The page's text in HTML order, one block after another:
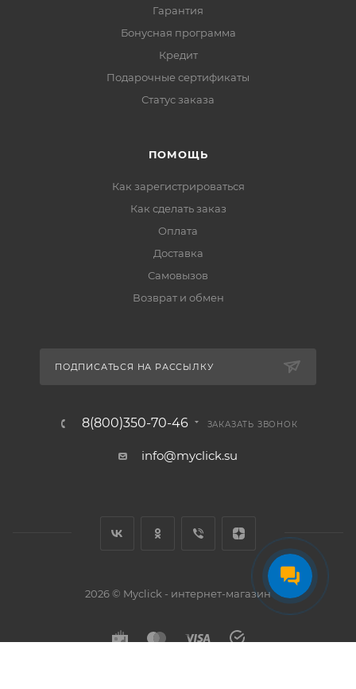
Гарантия
Бонусная программа
Кредит
Подарочные сертификаты
Статус заказа
ПОМОЩЬ
Как зарегистрироваться
Как сделать заказ
Оплата
Доставка
Самовызов
Возврат и обмен
ПОДПИСАТЬСЯ НА РАССЫЛКУ
8(800)350-70-46 ЗАКАЗАТЬ ЗВОНОК
info@myclick.su
2026 © Myclick - интернет-магазин